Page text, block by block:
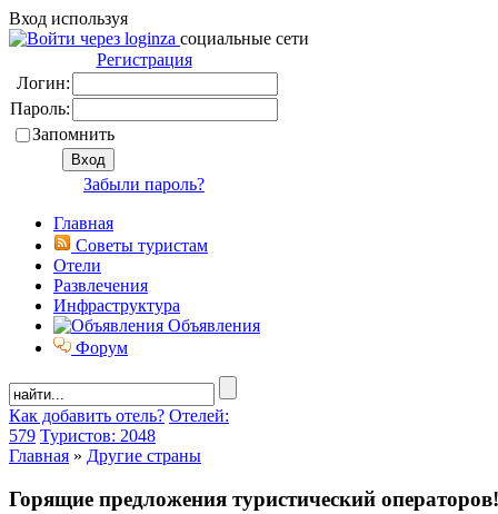
Вход используя
социальные сети
Регистрация
Логин:
Пароль:
Запомнить
Забыли пароль?
Главная
Советы туристам
Отели
Развлечения
Инфраструктура
Объявления
Форум
Как добавить отель? Отелей:
579 Туристов: 2048
Главная » Другие страны
Горящие предложения туристический операторов!